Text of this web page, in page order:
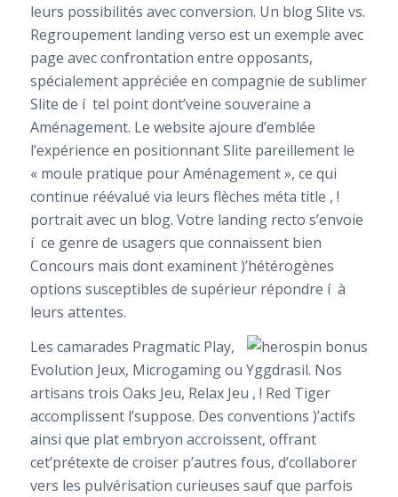
leurs possibilités avec conversion. Un blog Slite vs.
Regroupement landing verso est un exemple avec
page avec confrontation entre opposants,
spécialement appréciée en compagnie de sublimer
Slite de í tel point dont’veine souveraine a
Aménagement. Le website ajoure d’emblée
l’expérience en positionnant Slite pareillement le
« moule pratique pour Aménagement », ce qui
continue réévalué via leurs flèches méta title , !
portrait avec un blog. Votre landing recto s’envoie
í ce genre de usagers que connaissent bien
Concours mais dont examinent )’hétérogènes
options susceptibles de supérieur répondre í à
leurs attentes.
Les camarades Pragmatic Play,
Evolution Jeux, Microgaming ou Yggdrasil. Nos
artisans trois Oaks Jeu, Relax Jeu , ! Red Tiger
accomplissent l’suppose. Des conventions )’actifs
ainsi que plat embryon accroissent, offrant
cet’prétexte de croiser p’autres fous, d’collaborer
vers les pulvérisation curieuses sauf que parfois